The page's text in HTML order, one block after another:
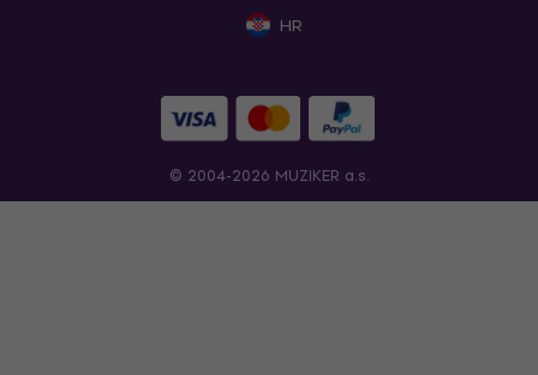
HR
© 2004-2026 MUZIKER a.s.